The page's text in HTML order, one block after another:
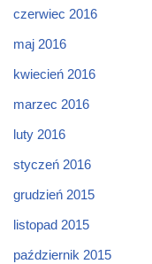
czerwiec 2016
maj 2016
kwiecień 2016
marzec 2016
luty 2016
styczeń 2016
grudzień 2015
listopad 2015
październik 2015